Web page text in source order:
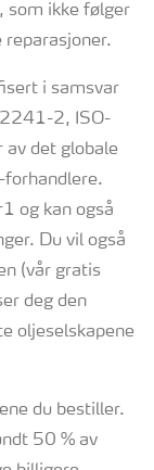
som ikke følger
reparasjoner.
i samsvar
2, ISO-
det globale
og kan også
Du vil også
(vår gratis
deg den
oljeselskapene
du bestiller.
50 % av